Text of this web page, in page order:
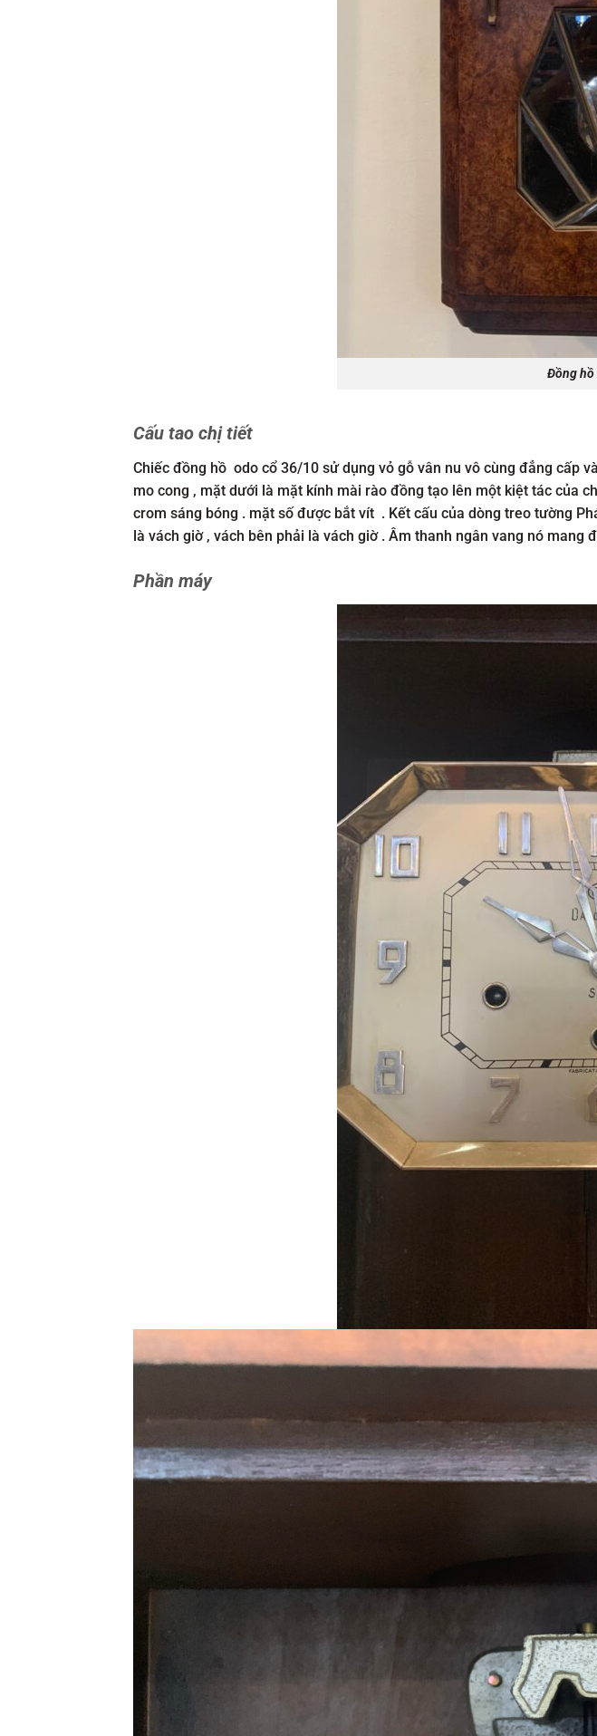
Đồng hồ
Cấu tao chị tiết
Chiếc đồng hồ odo cổ 36/10 sử dụng vỏ gỗ vân nu vô cùng đẳng cấp
mo cong , mặt dưới là mặt kính mài rào đồng tạo lên một kiệt tác của
crom sáng bóng . mặt số được bắt vít . Kết cấu của dòng treo tường
là vách giờ , vách bên phải là vách giờ . Âm thanh ngân vang nó mang
Phần máy